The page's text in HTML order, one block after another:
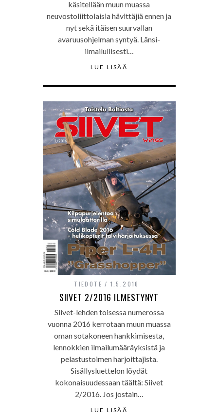
käsitellään muun muassa
neuvostoliittolaisia hävittäjiä ennen ja
nyt sekä itäisen suurvallan
avaruusohjelman syntyä. Länsi-
ilmailullisesti…
LUE LISÄÄ
TIEDOTE 1.5.2016
SIIVET 2/2016 ILMESTYNYT
Siivet-lehden toisessa numerossa
vuonna 2016 kerrotaan muun muassa
oman sotakoneen hankkimisesta,
lennokkien ilmailumääräyksistä ja
pelastustoimen harjoittajista.
Sisällysluettelon löydät
kokonaisuudessaan täältä: Siivet
2/2016. Jos jostain…
LUE LISÄÄ